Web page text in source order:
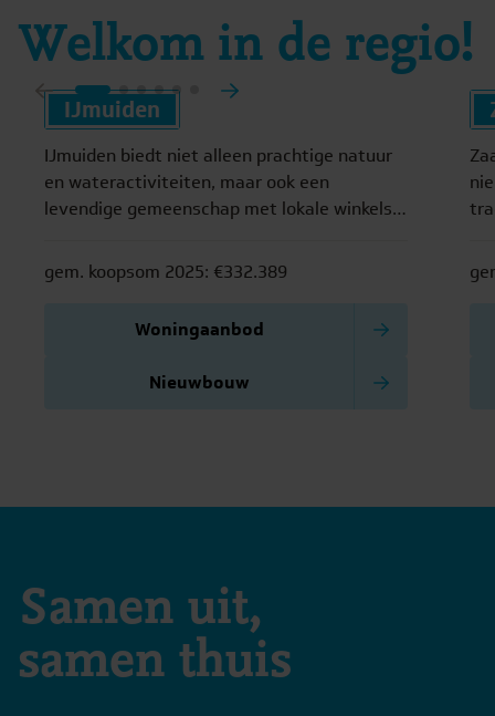
Welkom in de regio!
IJmuiden
IJmuiden biedt niet alleen prachtige natuur
en wateractiviteiten, maar ook een
levendige gemeenschap met lokale winkels
gem. koopsom 2025: €332.389
Woningaanbod
Nieuwbouw
Samen uit,
samen thuis